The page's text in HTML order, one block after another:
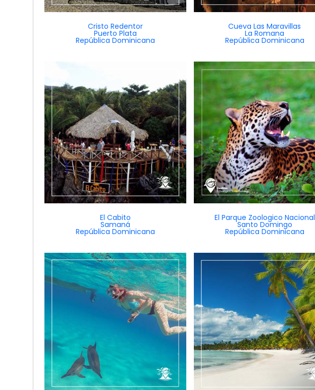
Cristo Redentor
Puerto Plata
República Dominicana
Cueva Las Maravillas
La Romana
República Dominicana
El Cabito
Samaná
República Dominicana
El Parque Zoologico Nacional
Santo Domingo
República Dominicana